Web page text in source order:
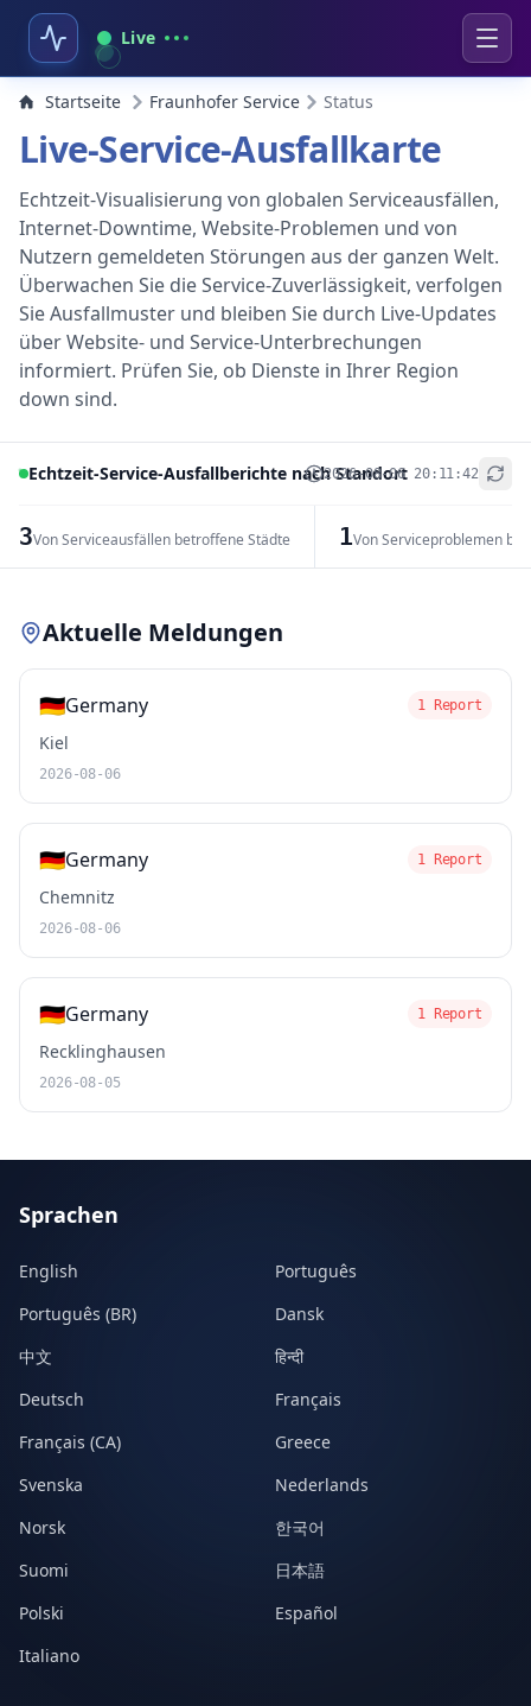
Live
Startseite Fraunhofer Service Status
Live-Service-Ausfallkarte
Echtzeit-Visualisierung von globalen Serviceausfällen,
Internet-Downtime, Website-Problemen und von
Nutzern gemeldeten Störungen aus der ganzen Welt.
Überwachen Sie die Service-Zuverlässigkeit, verfolgen
Sie Ausfallmuster und bleiben Sie durch Live-Updates
über Website- und Service-Unterbrechungen
informiert. Prüfen Sie, ob Dienste in Ihrer Region
down sind.
Echtzeit-Service-Ausfallberichte nach Standort
2026-08-06 20:11:42
3Von Serviceausfällen betroffene Städte 1Von Serviceproblemen
+
Aktuelle Meldungen
🇩🇪Germany 1 Report
Kiel
2026-08-06
🇩🇪Germany 1 Report
Chemnitz
2026-08-06
🇩🇪Germany 1 Report
Recklinghausen
2026-08-05
Sprachen
English
Português
Português (BR)
Dansk
中文
हिन्दी
Deutsch
Français
Français (CA)
Greece
Svenska
Nederlands
Norsk
한국어
Suomi
日本語
Polski
Español
Italiano